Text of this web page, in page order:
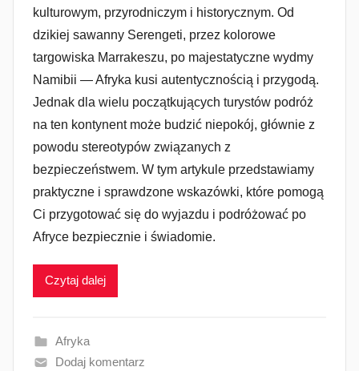
kulturowym, przyrodniczym i historycznym. Od
dzikiej sawanny Serengeti, przez kolorowe
targowiska Marrakeszu, po majestatyczne wydmy
Namibii — Afryka kusi autentycznością i przygodą.
Jednak dla wielu początkujących turystów podróż
na ten kontynent może budzić niepokój, głównie z
powodu stereotypów związanych z
bezpieczeństwem. W tym artykule przedstawiamy
praktyczne i sprawdzone wskazówki, które pomogą
Ci przygotować się do wyjazdu i podróżować po
Afryce bezpiecznie i świadomie.
Czytaj dalej
Afryka
Dodaj komentarz